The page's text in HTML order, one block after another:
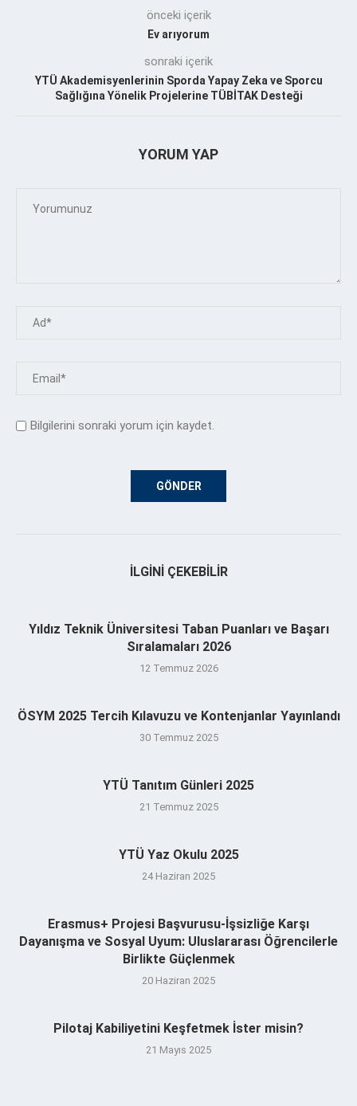
önceki içerik
Ev arıyorum
sonraki içerik
YTÜ Akademisyenlerinin Sporda Yapay Zeka ve Sporcu
Sağlığına Yönelik Projelerine TÜBİTAK Desteği
YORUM YAP
Bilgilerini sonraki yorum için kaydet.
İLGINI ÇEKEBILIR
Yıldız Teknik Üniversitesi Taban Puanları ve Başarı
Sıralamaları 2026
12 Temmuz 2026
ÖSYM 2025 Tercih Kılavuzu ve Kontenjanlar Yayınlandı
30 Temmuz 2025
YTÜ Tanıtım Günleri 2025
21 Temmuz 2025
YTÜ Yaz Okulu 2025
24 Haziran 2025
Erasmus+ Projesi Başvurusu-İşsizliğe Karşı
Dayanışma ve Sosyal Uyum: Uluslararası Öğrencilerle
Birlikte Güçlenmek
20 Haziran 2025
Pilotaj Kabiliyetini Keşfetmek İster misin?
21 Mayıs 2025